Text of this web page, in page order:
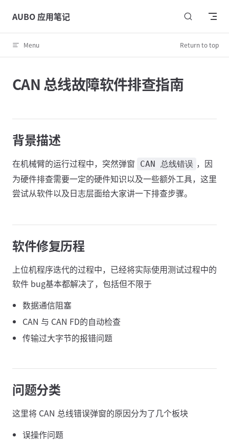
Skip to content
AUBO 应用笔记
Menu Return to top
CAN 总线故障软件排查指南
背景描述
在机械臂的运行过程中，突然弹窗 CAN 总线错误 ，因
为硬件排查需要一定的硬件知识以及一些额外工具，这里
尝试从软件以及日志层面给大家讲一下排查步骤。
软件修复历程
上位机程序迭代的过程中，已经将实际使用测试过程中的
软件 bug基本都解决了，包括但不限于
数据通信阻塞
CAN 与 CAN FD的自动检查
传输过大字节的报错问题
问题分类
这里将 CAN 总线错误弹窗的原因分为了几个板块
误操作问题